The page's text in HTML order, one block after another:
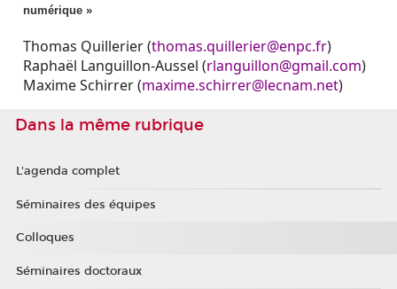
numérique »
Thomas Quillerier (thomas.quillerier@enpc.fr)
Raphaël Languillon-Aussel (rlanguillon@gmail.com)
Maxime Schirrer (maxime.schirrer@lecnam.net)
Dans la même rubrique
L'agenda complet
Séminaires des équipes
Colloques
Séminaires doctoraux